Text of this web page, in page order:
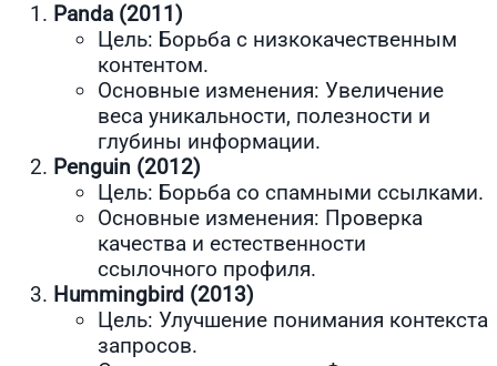
Panda (2011)
Цель: Борьба с низкокачественным
контентом.
Основные изменения: Увеличение
веса уникальности, полезности и
глубины информации.
Penguin (2012)
Цель: Борьба со спамными ссылками.
Основные изменения: Проверка
качества и естественности
ссылочного профиля.
Hummingbird (2013)
Цель: Улучшение понимания контекста
запросов.